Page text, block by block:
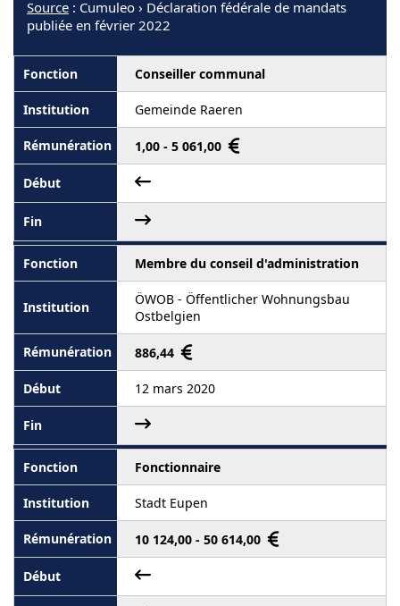
Source : Cumuleo › Déclaration fédérale de mandats
publiée en février 2022
Conseiller communal
Gemeinde Raeren
1,00 - 5 061,00
Membre du conseil d'administration
ÖWOB - Öffentlicher Wohnungsbau
Ostbelgien
886,44
12 mars 2020
Fonctionnaire
Stadt Eupen
10 124,00 - 50 614,00